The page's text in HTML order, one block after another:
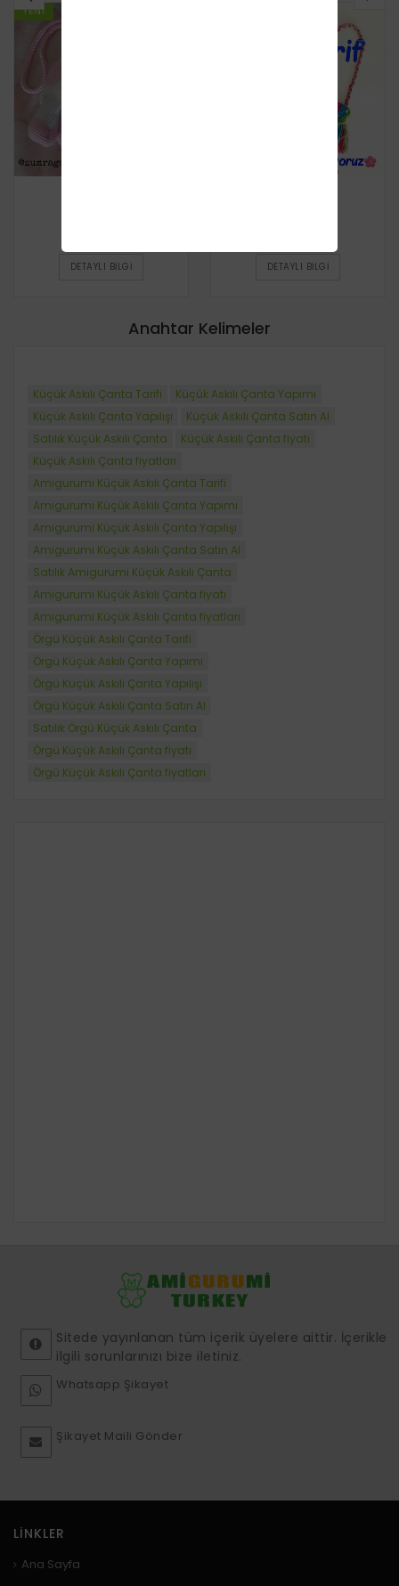
YENI
DETAYLI BILGI DETAYLI BILGI
Anahtar Kelimeler
Küçük Askılı Çanta Tarifi
Küçük Askılı Çanta Yapımı
Küçük Askılı Çanta Yapılışı
Küçük Askılı Çanta Satın Al
Satılık Küçük Askılı Çanta
Küçük Askılı Çanta fiyatı
Küçük Askılı Çanta fiyatları
Amigurumi Küçük Askılı Çanta Tarifi
Amigurumi Küçük Askılı Çanta Yapımı
Amigurumi Küçük Askılı Çanta Yapılışı
Amigurumi Küçük Askılı Çanta Satın Al
Satılık Amigurumi Küçük Askılı Çanta
Amigurumi Küçük Askılı Çanta fiyatı
Amigurumi Küçük Askılı Çanta fiyatları
Örgü Küçük Askılı Çanta Tarifi
Örgü Küçük Askılı Çanta Yapımı
Örgü Küçük Askılı Çanta Yapılışı
Örgü Küçük Askılı Çanta Satın Al
Satılık Örgü Küçük Askılı Çanta
Örgü Küçük Askılı Çanta fiyatı
Örgü Küçük Askılı Çanta fiyatları
Sitede yayınlanan tüm içerik üyelere aittir. İçerikle
ilgili sorunlarınızı bize iletiniz.
Whatsapp Şikayet
Şikayet Maili Gönder
LINKLER
Ana Sayfa